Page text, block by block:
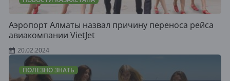
Аэропорт Алматы назвал причину переноса рейса
авиакомпании VietJet
20.02.2024
ПОЛЕЗНО ЗНАТЬ